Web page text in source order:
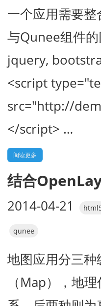
一个应用需要
与Qunee组件
jquery,
<script
src="http://
</script> …
阅读更多
结合
2014-04-21
qunee
地图应用分三
（Map），地